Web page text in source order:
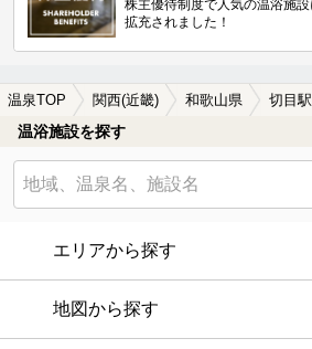
株主優待制度で人気の温浴施
拡充されました！
温泉TOP 関西(近畿) 和歌山県 切目駅
温浴施設を探す
エリアから探す
地図から探す